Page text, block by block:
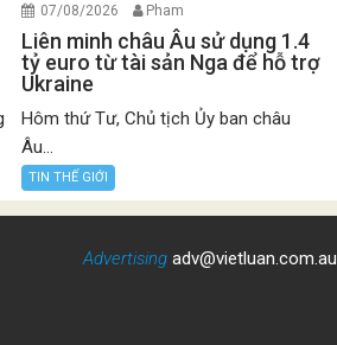
07/08/2026 Pham
Liên minh châu Âu sử dụng 1.4
tỷ euro từ tài sản Nga để hỗ trợ
Ukraine
Hôm thứ Tư, Chủ tịch Ủy ban châu
Âu...
TIN THẾ GIỚI
Advertising adv@vietluan.com.au